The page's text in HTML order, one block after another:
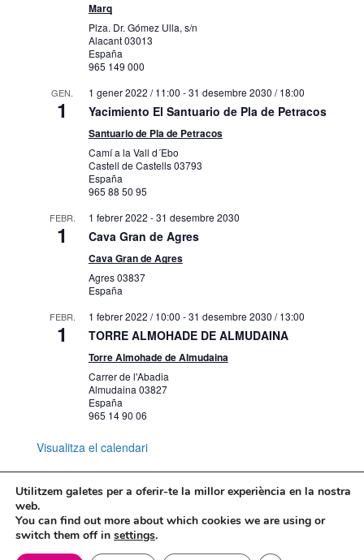
Marq
Plza. Dr. Gómez Ulla, s/n
Alacant03013
España
965 149 000
GEN.
1
1 gener 2022 / 11:00 -31 desembre 2030 / 18:00
Yacimiento El Santuario de Pla de Petracos
Santuario de Pla de Petracos
Camí a la Vall d´Ebo
Castell de Castells03793
España
965 88 50 95
FEBR.
1
1 febrer 2022 -31 desembre 2030
Cava Gran de Agres
Cava Gran de Agres
Agres03837
España
FEBR.
1
1 febrer 2022 / 10:00 -31 desembre 2030 / 13:00
TORRE ALMOHADE DE ALMUDAINA
Torre Almohade de Almudaina
Carrer de l'Abadia
Almudaina03827
España
965 14 90 06
Visualitza el calendari
Mapa web
Política de Privacidad
Politica de cookies
Utilitzem galetes per a oferir-te la millor experiència en la nostra
web.
You can find out more about which cookies we are using or
switch them off in settings.